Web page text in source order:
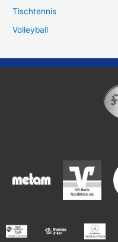
Tischtennis
Volleyball